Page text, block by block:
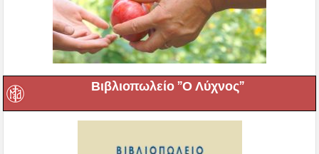
Βιβλιοπωλείο ”Ο Λύχνος”